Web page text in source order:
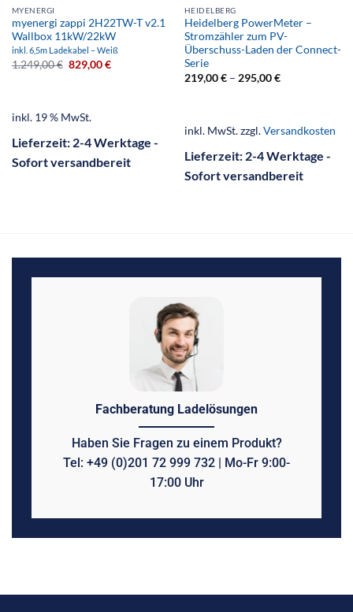
MYENERGI
myenergi zappi 2H22TW-T v2.1
Wallbox 11kW/22kW
inkl. 6,5m Ladekabel – Weiß
1.249,00€ 829,00€
inkl. 19 % MwSt.
Lieferzeit: 2-4 Werktage -
Sofort versandbereit
HEIDELBERG
Heidelberg PowerMeter –
Stromzähler zum PV-
Überschuss-Laden der Connect-
Serie
219,00€– 295,00€
inkl. MwSt.zzgl.Versandkosten
Lieferzeit: 2-4 Werktage -
Sofort versandbereit
Fachberatung Ladelösungen
Haben Sie Fragen zu einem Produkt?
Tel: +49 (0)201 72 999 732 | Mo-Fr 9:00-
17:00 Uhr